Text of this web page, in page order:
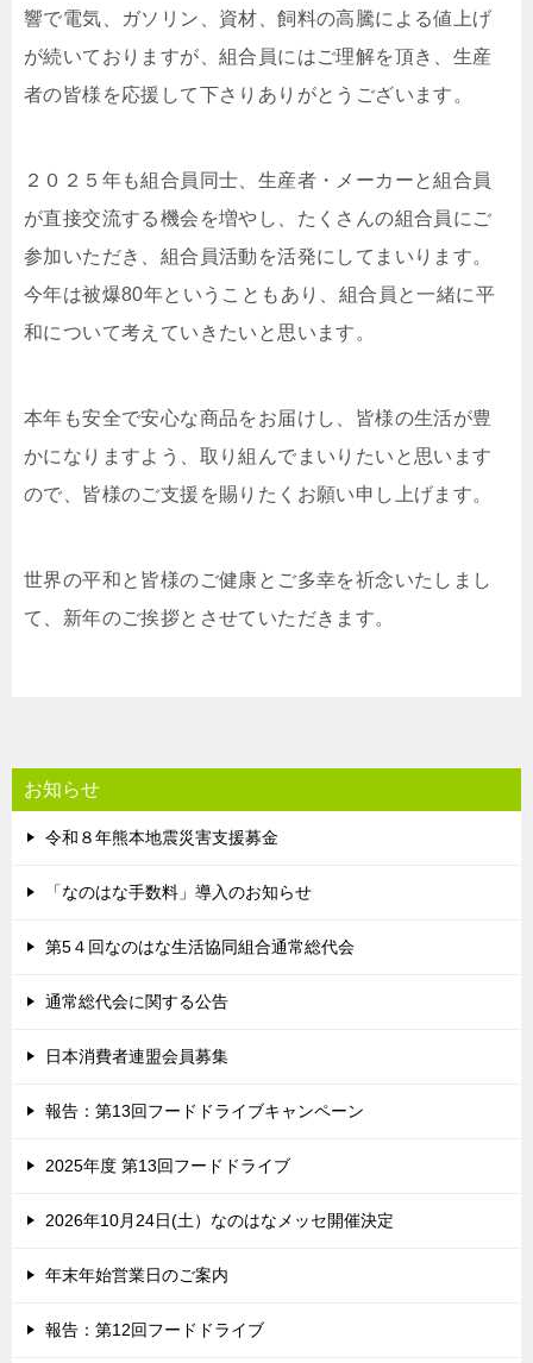
響で電気、ガソリン、資材、飼料の高騰による値上げ
が続いておりますが、組合員にはご理解を頂き、生産
者の皆様を応援して下さりありがとうございます。
２０２５年も組合員同士、生産者・メーカーと組合員
が直接交流する機会を増やし、たくさんの組合員にご
参加いただき、組合員活動を活発にしてまいります。
今年は被爆80年ということもあり、組合員と一緒に平
和について考えていきたいと思います。
本年も安全で安心な商品をお届けし、皆様の生活が豊
かになりますよう、取り組んでまいりたいと思います
ので、皆様のご支援を賜りたくお願い申し上げます。
世界の平和と皆様のご健康とご多幸を祈念いたしまし
て、新年のご挨拶とさせていただきます。
お知らせ
令和８年熊本地震災害支援募金
「なのはな手数料」導入のお知らせ
第5４回なのはな生活協同組合通常総代会
通常総代会に関する公告
日本消費者連盟会員募集
報告：第13回フードドライブキャンペーン
2025年度 第13回フードドライブ
2026年10月24日(土）なのはなメッセ開催決定
年末年始営業日のご案内
報告：第12回フードドライブ